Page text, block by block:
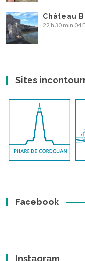
Château
22 h 30 min 04
Sites
Facebook
Instagram